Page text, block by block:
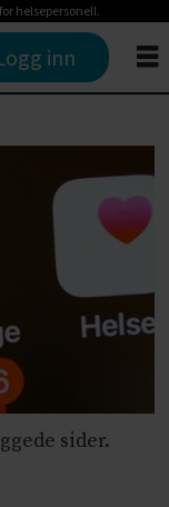
helsepersonell.
inn
sider.